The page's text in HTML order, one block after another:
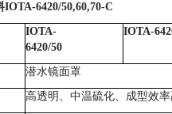
IOTA-6420/50,60,70-C
IOTA-
6420/50
IOTA-
潜水镜面罩
高透明、中温硫化、成型效